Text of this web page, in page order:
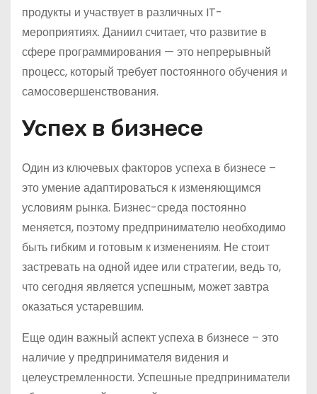
продукты и участвует в различных IT-
мероприятиях. Даниил считает, что развитие в
сфере программирования — это непрерывный
процесс, который требует постоянного обучения и
самосовершенствования.
Успех в бизнесе
Один из ключевых факторов успеха в бизнесе –
это умение адаптироваться к изменяющимся
условиям рынка. Бизнес-среда постоянно
меняется, поэтому предпринимателю необходимо
быть гибким и готовым к изменениям. Не стоит
застревать на одной идее или стратегии, ведь то,
что сегодня является успешным, может завтра
оказаться устаревшим.
Еще один важный аспект успеха в бизнесе – это
наличие у предпринимателя видения и
целеустремленности. Успешные предприниматели